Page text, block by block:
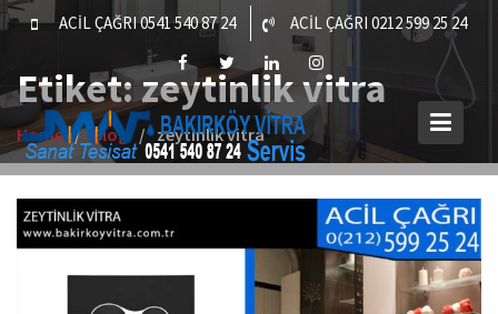
Skip
ACİL ÇAĞRI 0541 540 87 24 ACİL ÇAĞRI 0212 599 25 24
Etiket:zeytinlik vitra
Home Blog zeytinlik vitra